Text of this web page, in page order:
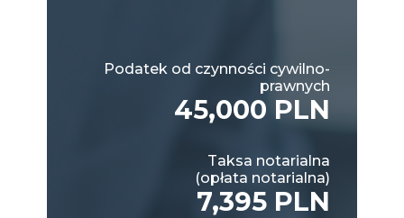
Podatek od czynności cywilno-
prawnych
45,000 PLN
Taksa notarialna
(opłata notarialna)
7,395 PLN